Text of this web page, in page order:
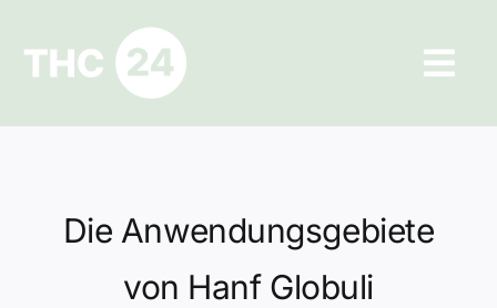
springen
Ratgeber
Datenschutz
Die Anwendungsgebiete
von Hanf Globuli